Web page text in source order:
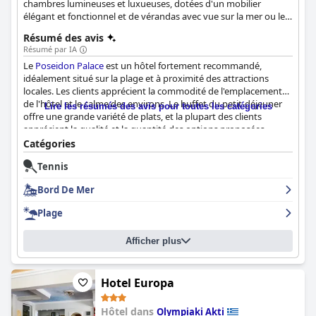
chambres lumineuses et luxueuses, dotées d'un mobilier
élégant et fonctionnel et de vérandas avec vue sur la mer ou le
Résumé des avis
Résumé par IA
Le Poseidon Palaceest un hôtel fortement recommandé,
idéalement situé sur la plage et à proximité des attractions
locales. Les clients apprécient la commodité de l'emplacement
de l'hôtel et le calme des environs. Le buffet du petit-déjeuner
offre une grande variété de plats, et la plupart des clients
apprécient la qualité et la quantité des options proposées.
L'hôtel est fier de maintenir un niveau de propreté impeccable,
avec un service de ménage quotidien garantissant le confort
des clients. Le personnel du
offrant un service client parfait. Dans l'ensemble, les clients ont
commenté que le personnel avait rendu leur séjour au
Palaceune expérience inoubliable.
Lire les résumés des avis pour toutes les catégories
Catégories
Tennis
Bord De Mer
Plage
Afficher plus
Hotel Europa
Hôtel dans Olympiaki Akti